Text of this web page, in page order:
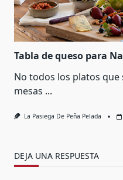
Tabla de queso para
No todos los platos que
mesas ...
La Pasiega De Peña Pelada
DEJA UNA RESPUESTA